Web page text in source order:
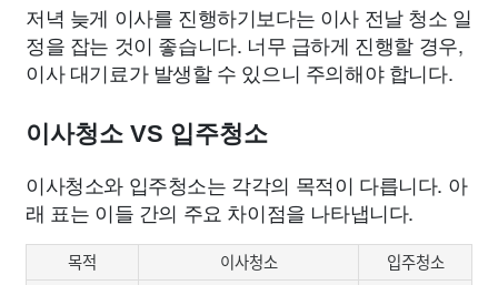
저녁 늦게 이사를 진행하기보다는 이사 전날 청소 일
정을 잡는 것이 좋습니다. 너무 급하게 진행할 경우,
이사 대기료가 발생할 수 있으니 주의해야 합니다.
이사청소 VS 입주청소
이사청소와 입주청소는 각각의 목적이 다릅니다. 아
래 표는 이들 간의 주요 차이점을 나타냅니다.
목적 이사청소
입주청소